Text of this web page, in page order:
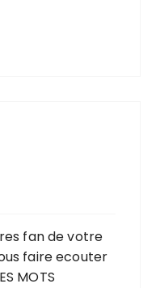
fan de votre
faire ecouter
MOTS